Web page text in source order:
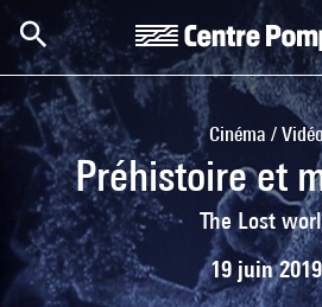
Aller au contenu principal
Centre Pompidou
Cinéma / Vidéo
Préhistoire et
The Lost
19 juin 2019